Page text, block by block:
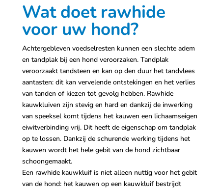
Wat doet rawhide
voor uw hond?
Achtergebleven voedselresten kunnen een slechte adem
en tandplak bij een hond veroorzaken. Tandplak
veroorzaakt tandsteen en kan op den duur het tandvlees
aantasten: dit kan vervelende ontstekingen en het verlies
van tanden of kiezen tot gevolg hebben. Rawhide
kauwkluiven zijn stevig en hard en dankzij de inwerking
van speeksel komt tijdens het kauwen een lichaamseigen
eiwitverbinding vrij. Dit heeft de eigenschap om tandplak
op te lossen. Dankzij de schurende werking tijdens het
kauwen wordt het hele gebit van de hond zichtbaar
schoongemaakt.
Een rawhide kauwkluif is niet alleen nuttig voor het gebit
van de hond: het kauwen op een kauwkluif bestrijdt